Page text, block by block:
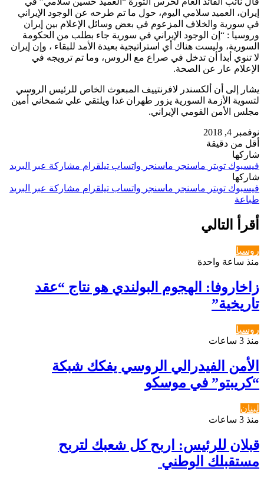
إيران، العميد سلامي اليوم، حول ما تم طرحه عن الوجود الإيراني
في سورية والخلاف المزعوم في بعض وسائل الإعلام بين إيران
وروسيا : “إن الوجود الإيراني في سورية جاء بطلب من الحكومة
السورية، وليست هناك أي استراتيجية بعيدة الأمد للبقاء ، وإن إيران
لا تنوي أبدا أن تدخل في صراع مع الروس، وما تم ترويجه في
الإعلام عار عن الصحة.
يشار إلى أن ألكسندر لافرنتييف المبعوث الخاص للرئيس الروسي
لتسوية الأزمة السورية يزور طهران غدا ويلتقي علي شمخاني أمين
مجلس الأمن القومي الإيراني.
نوفمبر 4, 2018
أقل من دقيقة
شاركها
فيسبوك تويتر ماسنجر ماسنجر واتساب تيلقرام مشاركة عبر البريد
شاركها
فيسبوك تويتر ماسنجر ماسنجر واتساب تيلقرام مشاركة عبر البريد
طباعة
أقرأ التالي
روسيا
منذ ساعة واحدة
زاخاروفا: الهجوم البولندي هو نتاج “عقد
تاريخية”
روسيا
منذ 3 ساعات
الأمن الفيدرالي الروسي يفكك شبكة
“كريبتو” في موسكو
لبنان
منذ 3 ساعات
قبلان للرئيس: اربح كل شعبك لتربح
مستقبلك الوطني ‏